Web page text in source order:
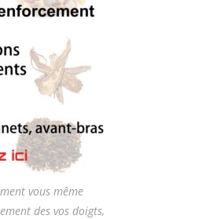
vous même
des vos doigts,